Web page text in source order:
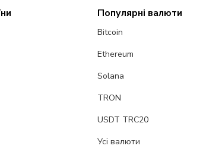
Популярні валюти
Bitcoin
Ethereum
Solana
TRON
USDT TRC20
Усі валюти